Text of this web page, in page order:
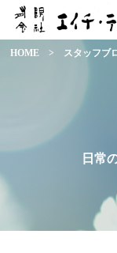
日常
HOME > スタッフブ